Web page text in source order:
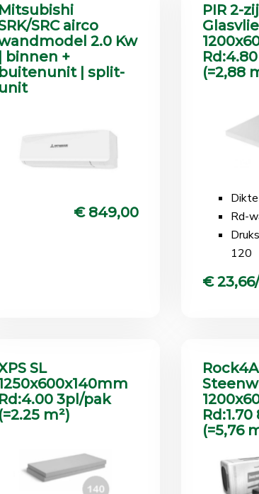
Mitsubishi
SRC airco
2.0 Kw
| binnen +
buitenunit | split-
unit
€ 849,00
PIR 2-
(=2,88
Rd-
120
€
SL
Rd:4.00 3pl/pak
(=2.25 m²)
(=5,76